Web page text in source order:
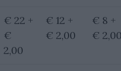
€ 22 +
€
2,00
€ 12 +
€ 2,00
€ 8 +
€